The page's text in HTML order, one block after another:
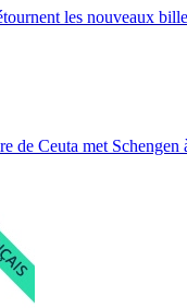
les nouveaux
de Ceuta met Schengen